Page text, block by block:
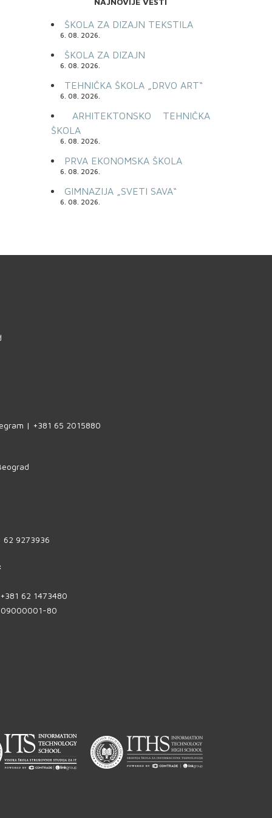
ŠKOLA ZA DIZAJN TEKSTILA
6. 08. 2026.
ŠKOLA ZA DIZAJN
6. 08. 2026.
TEHNIČKA ŠKOLA „DRVO ART“
6. 08. 2026.
ARHITEKTONSKO TEHNIČKA
ŠKOLA
6. 08. 2026.
PRVA EKONOMSKA ŠKOLA
6. 08. 2026.
GIMNAZIJA „SVETI SAVA“
6. 08. 2026.
| +381 65 2015880
9273936
62 1473480
80